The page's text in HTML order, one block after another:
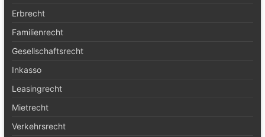
Erbrecht
Familienrecht
Gesellschaftsrecht
Inkasso
Leasingrecht
Mietrecht
Verkehrsrecht